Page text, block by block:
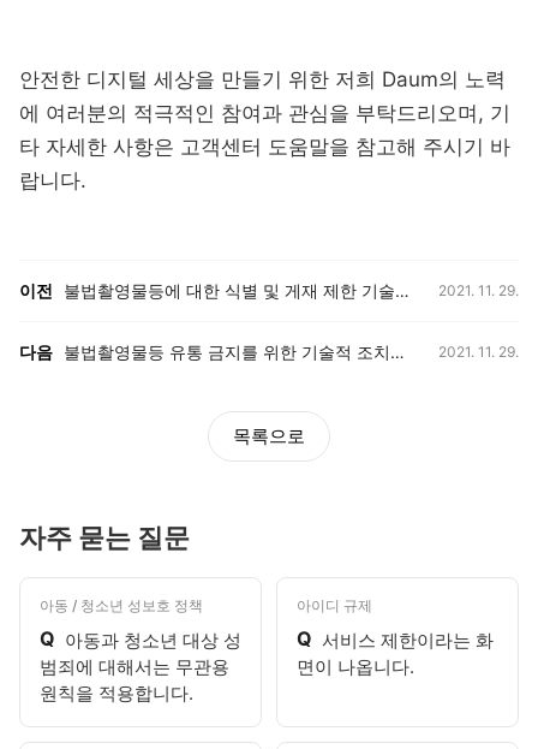
안전한 디지털 세상을 만들기 위한 저희 Daum의 노력
에 여러분의 적극적인 참여과 관심을 부탁드리오며, 기
타 자세한 사항은 고객센터 도움말을 참고해 주시기 바
랍니다.
이전 불법촬영물등에 대한 식별 및 게재 제한 기술에 대해 설명해 주세요. 2021. 11. 29.
다음 불법촬영물등 유통 금지를 위한 기술적 조치는 기존 게시된 게시물에도 소급적용되나요? 2021. 11. 29.
목록으로
자주 묻는 질문
아동 / 청소년 성보호 정책
Q 아동과 청소년 대상 성
범죄에 대해서는 무관용
원칙을 적용합니다.
아이디 규제
Q 서비스 제한이라는 화
면이 나옵니다.